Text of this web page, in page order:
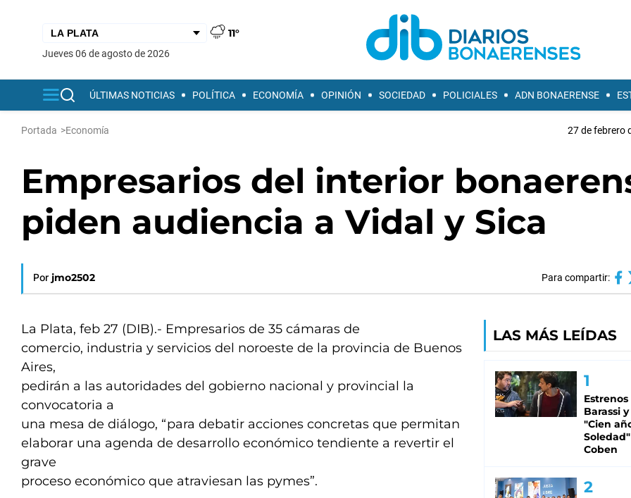
11°
jueves 06 de agosto de 2026
ÚLTIMAS NOTICIAS POLÍTICA ECONOMÍA OPINIÓN SOCIEDAD POLICIALES ADN BONAERENSE
Portada >Economía 27 de febrero
Empresarios del interior
piden audiencia a Vidal y Sica
Por jmo2502 Para compartir:
La Plata, feb 27 (DIB).- Empresarios de 35 cámaras de
comercio, industria y servicios del noroeste de la provincia de Buenos
Aires,
pedirán a las autoridades del gobierno nacional y provincial la
convocatoria a
una mesa de diálogo, “para debatir acciones concretas que permitan
elaborar una agenda de desarrollo económico tendiente a revertir el
grave
proceso económico que atraviesan las pymes”.
LAS MÁS LEÍDAS
Estrenos
Barassi
"Cien
Coben